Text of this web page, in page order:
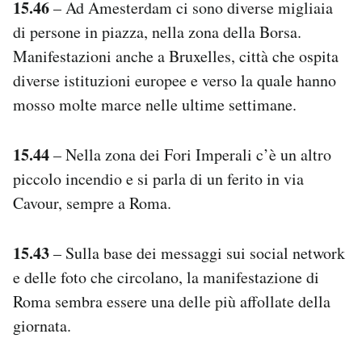
15.46– Ad Amesterdam ci sono diverse migliaia
di persone in piazza, nella zona della Borsa.
Manifestazioni anche a Bruxelles, città che ospita
diverse istituzioni europee e verso la quale hanno
mosso molte marce nelle ultime settimane.
15.44– Nella zona dei Fori Imperali c’è un altro
piccolo incendio e si parla di un ferito in via
Cavour, sempre a Roma.
15.43– Sulla base dei messaggi sui social network
e delle foto che circolano, la manifestazione di
Roma sembra essere una delle più affollate della
giornata.